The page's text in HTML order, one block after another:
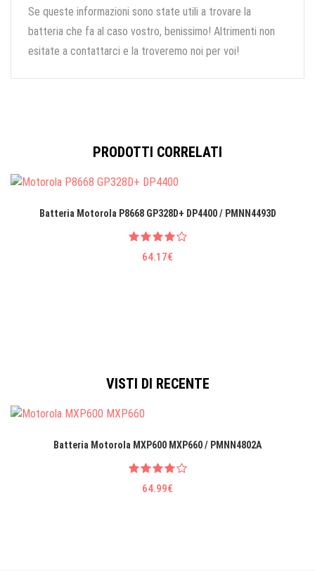
Se queste informazioni sono state utili a trovare la
batteria che fa al caso vostro, benissimo! Altrimenti non
esitate a contattarci e la troveremo noi per voi!
PRODOTTI CORRELATI
Batteria Motorola P8668 GP328D+ DP4400 / PMNN4493D
64.17€
VISTI DI RECENTE
Batteria Motorola MXP600 MXP660 / PMNN4802A
64.99€